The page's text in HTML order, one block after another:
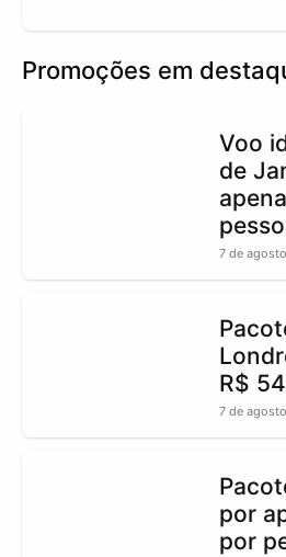
Promoções em
Voo
de
7 de
R$
7 de
por
por